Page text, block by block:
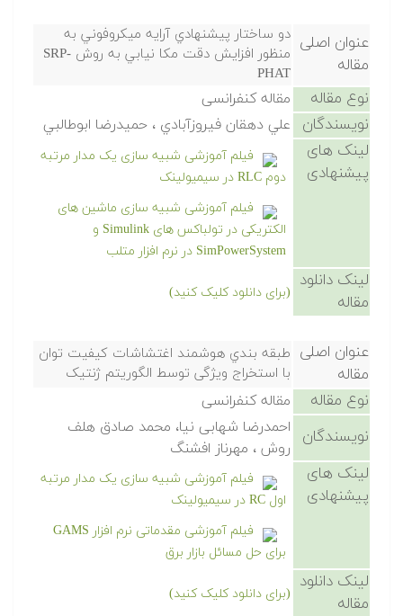
عنوان اصلی
مقاله
دو ساختار پيشنهادي آرايه ميكروفوني به
منظور افزايش دقت مكا نيابي به روش SRP-
PHAT
نوع مقاله مقاله کنفرانسی
نویسندگان علي دهقان فيروزآبادي ، حميدرضا ابوطالبي
لینک های
پیشنهادی
فیلم آموزشی شبیه سازی یک مدار مرتبه
دوم RLC در سیمیولینک
فیلم آموزشی شبیه سازی ماشین های
الکتریکی در تولباکس های Simulink و
SimPowerSystem در نرم افزار متلب
لینک دانلود
مقاله
(برای دانلود کلیک کنید)
عنوان اصلی
مقاله
طبقه بندي هوشمند اغتشاشات کیفیت توان
با استخراج ویژگی توسط الگوریتم ژنتیک
نوع مقاله مقاله کنفرانسی
نویسندگان
احمدرضا شهابی نیا، محمد صادق هلف
روش ، مهرناز افشنگ
لینک های
پیشنهادی
فیلم آموزشی شبیه سازی یک مدار مرتبه
اول RC در سیمیولینک
فیلم آموزشی مقدماتی نرم افزار GAMS
برای حل مسائل بازار برق
لینک دانلود
مقاله
(برای دانلود کلیک کنید)